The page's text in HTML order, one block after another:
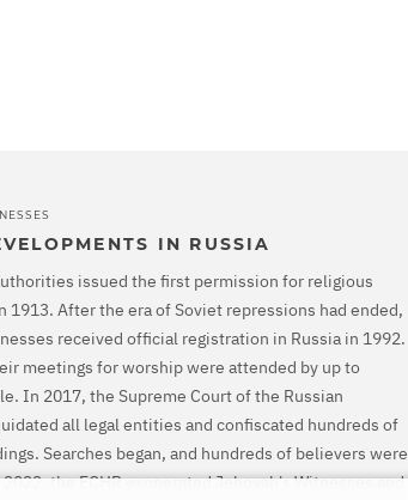
IN RUSSIA
issued the first permission for religious
1913. After the era of Soviet repressions had ended,
received official registration in Russia in 1992.
meetings for worship were attended by up to
In 2017, the Supreme Court of the Russian
all legal entities and confiscated hundreds of
Searches began, and hundreds of believers were
the ECHR exonerated Jehovah's Witnesses and